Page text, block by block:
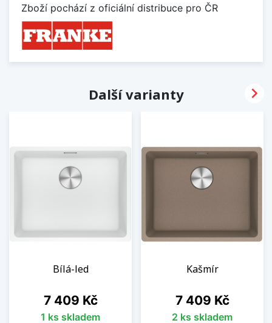
Zboží pochází z oficiální distribuce pro ČR
Další varianty
Bílá-led
Cena
7 409 Kč
1 ks skladem
Kašmír
Cena
7 409 Kč
2 ks skladem
